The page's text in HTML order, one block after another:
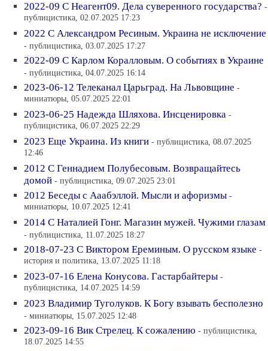
2022-09 С Неагент09. Дела суверенного государства? -
публицистика, 02.07.2025 17:23
2022 С Александром Ресиным. Украина не исключение
- публицистика, 03.07.2025 17:27
2022-09 С Карлом Коралловым. О событиях в Украине
- публицистика, 04.07.2025 16:14
2023-06-12 Телеканал Царьград. На Львовщине -
миниатюры, 05.07.2025 22:01
2023-06-25 Надежда Шляхова. Инсценировка -
публицистика, 06.07.2025 22:29
2023 Еще Украина. Из книги - публицистика, 08.07.2025
12:46
2012 С Геннадием Полубесовым. Возвращайтесь
домой - публицистика, 09.07.2025 23:01
2012 Беседы с Ааабэллой. Мысли и афоризмы -
миниатюры, 10.07.2025 12:41
2014 С Наталией Гонг. Магазин мужей. Чужими глазам
- публицистика, 11.07.2025 18:27
2018-07-23 С Виктором Ереминым. О русском языке -
история и политика, 13.07.2025 11:18
2023-07-16 Елена Конусова. Гастарбайтеры -
публицистика, 14.07.2025 14:59
2023 Владимир Туголуков. К Богу взывать бесполезно
- миниатюры, 15.07.2025 12:48
2023-09-16 Вик Стрелец. К сожалению - публицистика,
18.07.2025 14:55